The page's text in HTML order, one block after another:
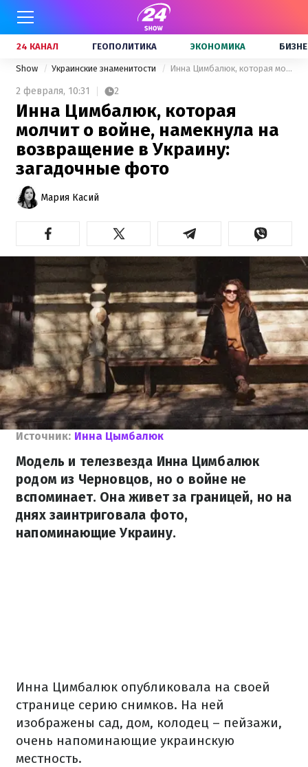
24 КАНАЛ ГЕОПОЛИТИКА ЭКОНОМИКА
Show Украинские знаменитости Инна Цимбалюк, которая молчит о войне, намекнула на возвращение в Украину: загадочные фото
2 февраля, 10:31 2
Инна Цимбалюк, которая
молчит о войне, намекнула на
возвращение в Украину:
загадочные фото
Мария Касий
Источник: Инна Цымбалюк
Модель и телезвезда Инна Цимбалюк
родом из Черновцов, но о войне не
вспоминает. Она живет за границей, но на
днях заинтриговала фото,
напоминающие Украину.
Инна Цимбалюк опубликовала на своей
странице серию снимков. На ней
изображены сад, дом, колодец – пейзажи,
очень напоминающие украинскую
местность.